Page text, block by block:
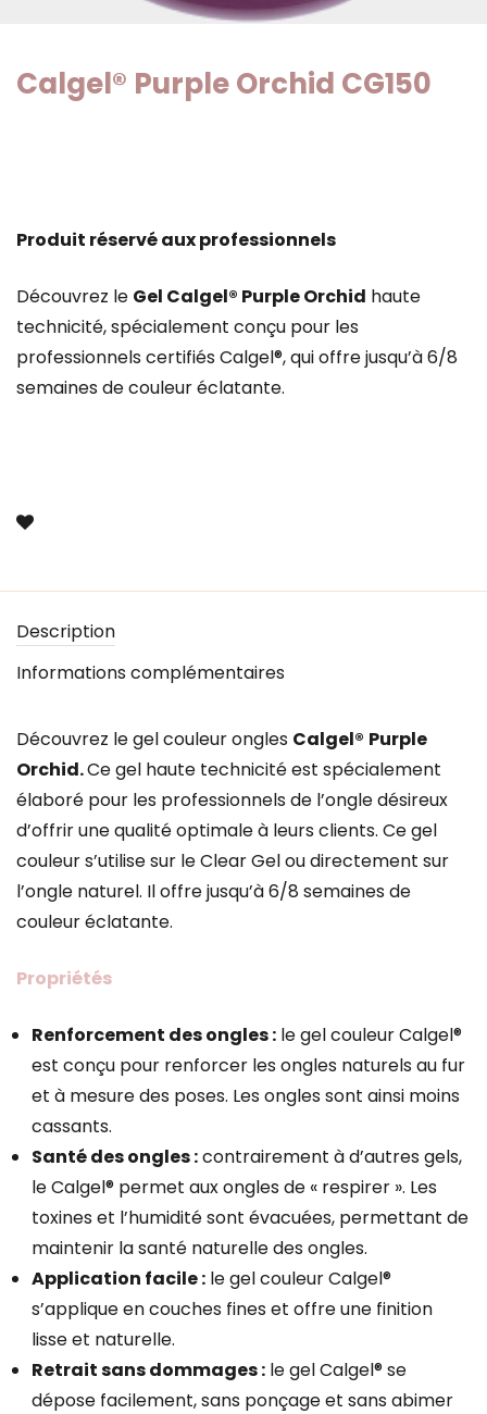
Calgel® Purple Orchid CG150
Produit réservé aux professionnels
Découvrez le Gel Calgel® Purple Orchid haute
technicité, spécialement conçu pour les
professionnels certifiés Calgel®, qui offre jusqu’à 6/8
semaines de couleur éclatante.
Description
Informations complémentaires
Découvrez le gel couleur ongles Calgel® Purple
Orchid.Ce gel haute technicité est spécialement
élaboré pour les professionnels de l’ongle désireux
d’offrir une qualité optimale à leurs clients. Ce gel
couleur s’utilise sur le Clear Gel ou directement sur
l’ongle naturel. Il offre jusqu’à 6/8 semaines de
couleur éclatante.
Propriétés
Renforcement des ongles : le gel couleur Calgel®
est conçu pour renforcer les ongles naturels au fur
et à mesure des poses. Les ongles sont ainsi moins
cassants.
Santé des ongles :contrairement à d’autres gels,
le Calgel® permet aux ongles de « respirer ». Les
toxines et l’humidité sont évacuées, permettant de
maintenir la santé naturelle des ongles.
Application facile : le gel couleur Calgel®
s’applique en couches fines et offre une finition
lisse et naturelle.
Retrait sans dommages : le gel Calgel® se
dépose facilement, sans ponçage et sans abimer